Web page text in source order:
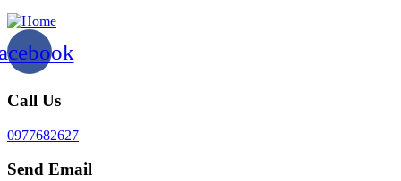
Call Us
0977682627
Send Email